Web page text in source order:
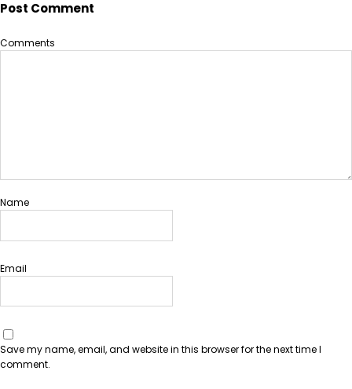
Post Comment
Comments
Name
Email
Save my name, email, and website in this browser for the next time I
comment.